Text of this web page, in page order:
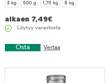
3 kg 500 g 1,75 kg 8 kg
alkaen 7,49€
Löytyy varastosta
Osta Vertaa